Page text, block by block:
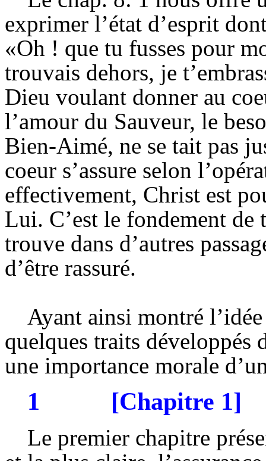
exprimer l’état d’esprit
«Oh ! que tu fusses pour
trouvais dehors, je
Dieu voulant donner au
l’amour du Sauveur, le
Bien-Aimé, ne se tait pas
coeur s’assure selon
effectivement, Christ est
Lui. C’est le fondement de
trouve dans d’autres
d’être rassuré.
Ayant ainsi montré
quelques traits développés
une importance morale
1 [Chapitre 1]
Le premier chapitre